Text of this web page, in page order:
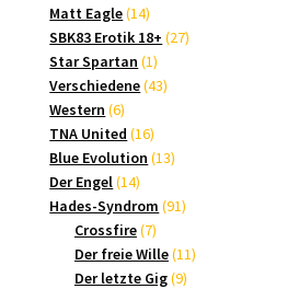
Matt Eagle 1414
Produkte
SBK83 Erotik 18+ 2727
Star Spartan 11
Produkt
Verschiedene 4343
Western 66
Produkte
TNA United 1616
Produkte
Blue Evolution 1313
Der Engel 1414
Produkte
Hades-Syndrom 9191
Crossfire 77
Produkte
Der freie Wille 1111
Der letzte Gig 99